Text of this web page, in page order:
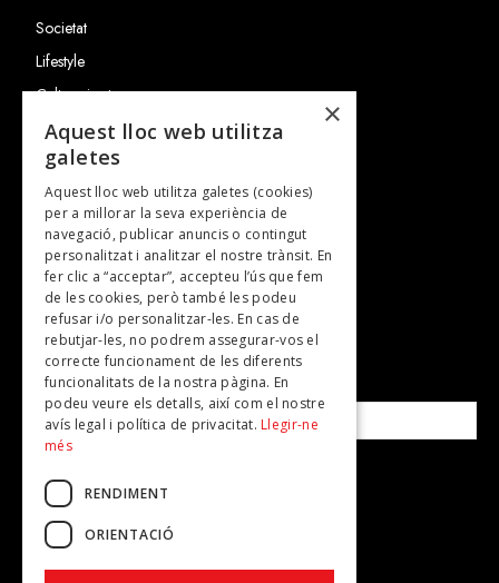
Societat
Lifestyle
Cultura i art
Entrevistes
Gastronomia
TV
Plans per fer
Revistes
SUBSCRIU-TE A LA NOSTRA NEWSLETTER!
Correu electrònic*
Accepto lapolítica de privacitat
×
Aquest lloc web utilitza
galetes
Aquest lloc web utilitza galetes (cookies)
per a millorar la seva experiència de
navegació, publicar anuncis o contingut
personalitzat i analitzar el nostre trànsit. En
fer clic a “acceptar”, accepteu l’ús que fem
de les cookies, però també les podeu
refusar i/o personalitzar-les. En cas de
rebutjar-les, no podrem assegurar-vos el
correcte funcionament de les diferents
funcionalitats de la nostra pàgina. En
podeu veure els detalls, així com el nostre
avís legal i política de privacitat. Llegir-ne
més
RENDIMENT
ORIENTACIÓ